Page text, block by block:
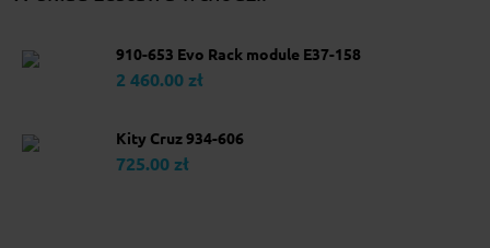
910-653 Evo Rack module E37-158
2 460.00 zł
Kity Cruz 934-606
725.00 zł